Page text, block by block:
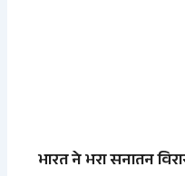
भारत ने भरा सनातन